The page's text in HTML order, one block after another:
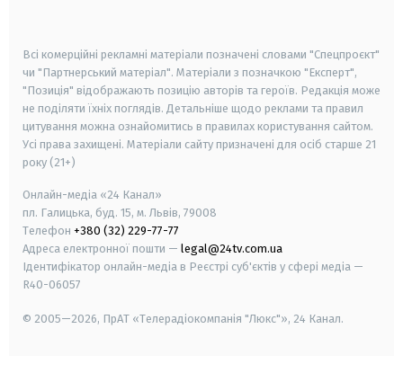
Всі комерційні рекламні матеріали позначені словами "Спецпроєкт"
чи "Партнерський матеріал". Матеріали з позначкою "Експерт",
"Позиція" відображають позицію авторів та героїв. Редакція може
не поділяти їхніх поглядів. Детальніше щодо реклами та правил
цитування можна ознайомитись в правилах користування сайтом.
Усі права захищені. Матеріали сайту призначені для осіб старше 21
року (21+)
Онлайн-медіа «24 Канал»
пл. Галицька, буд. 15, м. Львів, 79008
Телефон +380 (32) 229-77-77
Адреса електронної пошти — legal@24tv.com.ua
Ідентифікатор онлайн-медіа в Реєстрі суб'єктів у сфері медіа —
R40-06057
© 2005—2026, ПрАТ «Телерадіокомпанія "Люкс"», 24 Канал.